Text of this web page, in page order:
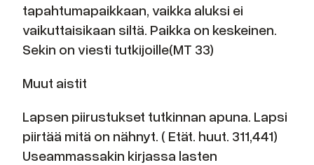
tapahtumapaikkaan, vaikka aluksi ei
vaikuttaisikaan siltä. Paikka on keskeinen.
Sekin on viesti tutkijoille(MT 33)
Muut aistit
Lapsen piirustukset tutkinnan apuna. Lapsi
piirtää mitä on nähnyt. ( Etät. huut. 311,441)
Useammassakin kirjassa lasten